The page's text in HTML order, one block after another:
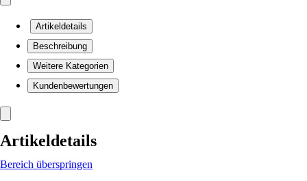
Artikeldetails
Beschreibung
Weitere Kategorien
Kundenbewertungen
Artikeldetails
Bereich überspringen